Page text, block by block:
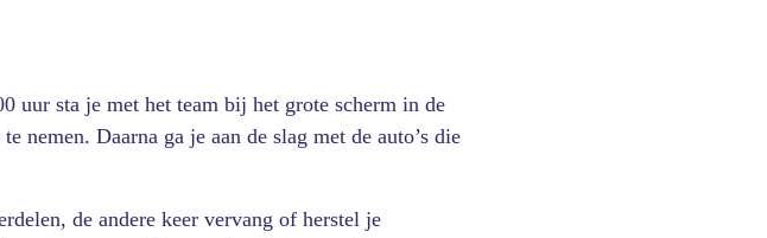
uur sta je met het team bij het grote scherm in de
nemen. Daarna ga je aan de slag met de auto’s die
de andere keer vervang of herstel je